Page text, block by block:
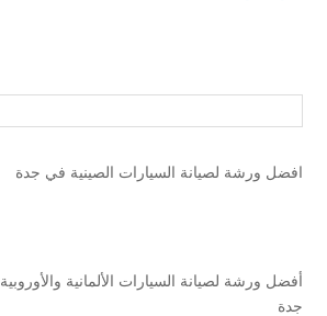
افضل ورشة لصيانة السيارات الصينية في جدة
أفضل ورشة لصيانة السيارات الألمانية
جدة